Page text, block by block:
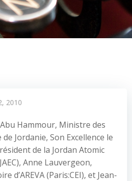
2010
Hammour, Ministre des
Jordanie, Son Excellence le
de la Jordan Atomic
Anne Lauvergeon,
d’AREVA (Paris:CEI), et Jean-